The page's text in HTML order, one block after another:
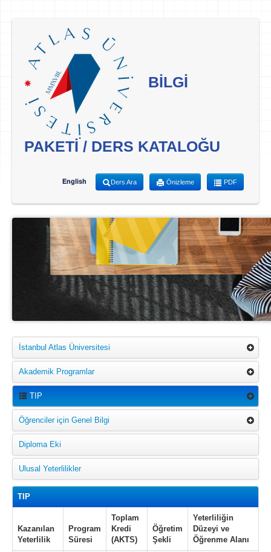
BİLGİ
PAKETİ / DERS KATALOĞU
English Ders Ara Önizleme PDF
İstanbul Atlas Üniversitesi
Akademik Programlar
TIP
Öğrenciler için Genel Bilgi
Diploma Eki
Ulusal Yeterlilikler
TIP
Kazanılan
Yeterlilik
Program
Süresi
Toplam
Kredi
(AKTS)
Öğretim
Şekli
Yeterliliğin
Düzeyi ve
Öğrenme Alanı